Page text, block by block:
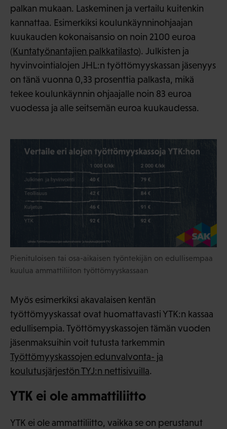
palkan mukaan. Laskeminen ja vertailu kuitenkin
kannattaa. Esimerkiksi koulunkäynninohjaajan
kuukauden kokonaisansio on noin 2100 euroa
(Kuntatyönantajien palkkatilasto). Julkisten ja
hyvinvointialojen JHL:n työttömyyskassan jäsenyys
on tänä vuonna 0,33 prosenttia palkasta, mikä
tekee koulunkäynnin ohjaajalle noin 83 euroa
vuodessa ja alle seitsemän euroa kuukaudessa.
Pienituloisen tai osa-aikaisen työntekijän on edullisempaa
kuulua ammattiliiton työttömyyskassaan
Myös esimerkiksi akavalaisen kentän
työttömyyskassat ovat huomattavasti YTK:n kassaa
edullisempia. Työttömyyskassojen tämän vuoden
jäsenmaksuihin voit tutusta tarkemmin
Työttömyyskassojen edunvalvonta- ja
koulutusjärjestön TYJ:n nettisivuilla.
YTK ei ole ammattiliitto
YTK ei ole ammattiliitto, vaikka se on perustanut